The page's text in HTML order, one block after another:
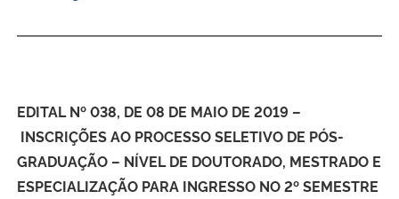
EDITAL Nº 038, DE 08 DE MAIO DE 2019 –
INSCRIÇÕES AO PROCESSO SELETIVO DE PÓS-
GRADUAÇÃO – NÍVEL DE DOUTORADO, MESTRADO E
ESPECIALIZAÇÃO PARA INGRESSO NO 2º SEMESTRE